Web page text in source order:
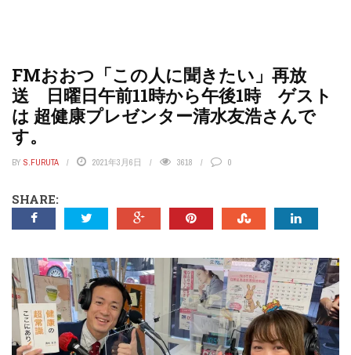
FMおおつ「この人に聞きたい」再放
送 日曜日午前11時から午後1時 ゲスト
は 超健康プレゼンター清水友浩さんで
す。
BY S.FURUTA 2021年3月6日 3618 0
SHARE: